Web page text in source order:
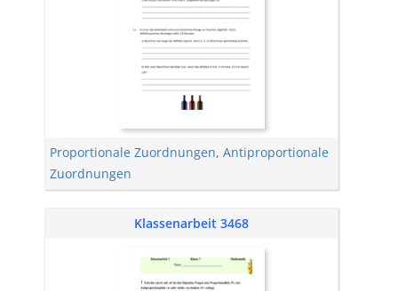
Proportionale Zuordnungen, Antiproportionale
Zuordnungen
Klassenarbeit 3468